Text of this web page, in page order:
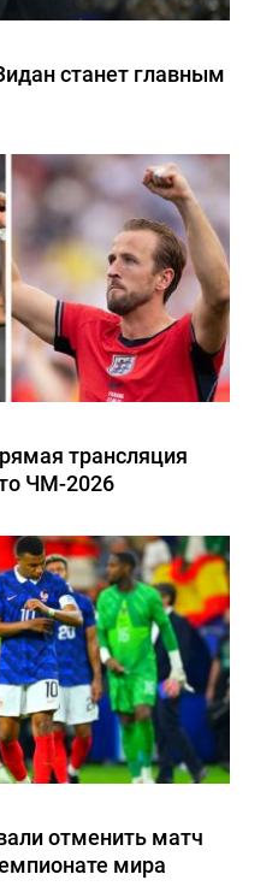
станет главным
трансляция
ЧМ-2026
отменить матч
мира